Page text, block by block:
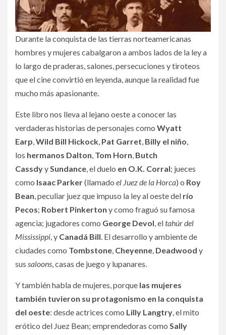
Durante la conquista de las tierras norteamericanas
hombres y mujeres cabalgaron a ambos lados de la ley a
lo largo de praderas, salones, persecuciones y tiroteos
que el cine convirtió en leyenda, aunque la realidad fue
mucho más apasionante.
Este libro nos lleva al lejano oeste a conocer las
verdaderas historias de personajes como Wyatt
Earp,Wild Bill Hickock, Pat Garret, Billy el niño,
los hermanos Dalton, Tom Horn, Butch
CassdyySundance, el duelo en O.K. Corral; jueces
como Isaac Parker(llamado el Juez de la Horca) o Roy
Bean, peculiar juez que impuso la ley al oeste del río
Pecos; Robert Pinkerton y como fraguó su famosa
agencia; jugadores como George Devol, eltahúr del
Mississippi, y Canadá Bill. El desarrollo y ambiente de
ciudades como Tombstone, Cheyenne, Deadwood y
sus saloons, casas de juego y lupanares.
Y también habla de mujeres, porque las mujeres
también tuvieron su protagonismo en la conquista
del oeste: desde actrices como Lilly Langtry, el mito
erótico del Juez Bean; emprendedoras como Sally